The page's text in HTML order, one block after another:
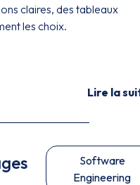
claires, des tableaux
les choix.
Lire la
Software
Engineering